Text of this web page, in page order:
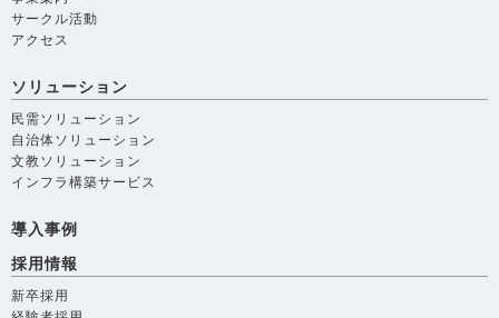
サークル活動
アクセス
ソリューション
民需ソリューション
自治体ソリューション
文教ソリューション
インフラ構築サービス
導入事例
採用情報
新卒採用